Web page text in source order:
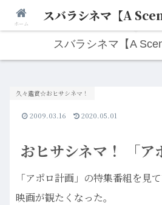
人生は“ひとりごと”から始まる。映
スバラシネマ【A
おヒサシネマ！ 「ア
久々鑑賞☆おヒサシネマ！
2009.03.16 2020.05.01
「アポロ計画」の特集番組を見
映画が観たくなった。
ホーム スバラシネマ【A